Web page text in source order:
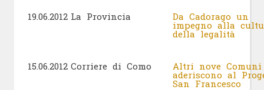
19.06.2012 La Provincia Da Cadorago un
impegno alla
della legalità
15.06.2012 Corriere di Como Altri nove Comuni
aderiscono al
San Francesco